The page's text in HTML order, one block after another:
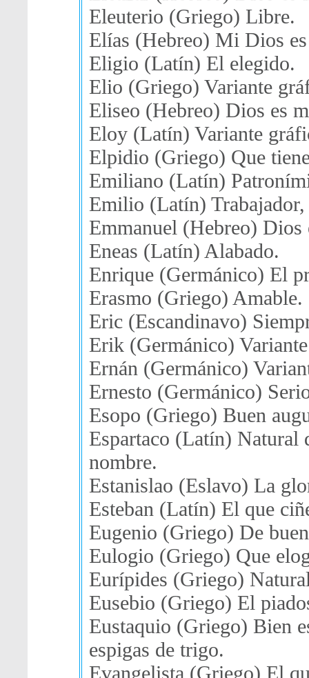
Eleuterio (Griego) Libre.
Elías (Hebreo) Mi Dios
Eligio (Latín) El elegido.
Elio (Griego) Variante
Eliseo (Hebreo) Dios es
Eloy (Latín) Variante
Elpidio (Griego) Que
Emiliano (Latín)
Emilio (Latín)
Emmanuel (Hebreo) Dios
Eneas (Latín) Alabado.
Enrique (Germánico) El
Erasmo (Griego) Amable.
Eric (Escandinavo)
Erik (Germánico)
Ernán (Germánico)
Ernesto (Germánico)
Esopo (Griego) Buen
Espartaco (Latín) Natural
nombre.
Estanislao (Eslavo) La
Esteban (Latín) El que
Eugenio (Griego) De
Eulogio (Griego) Que
Eurípides (Griego)
Eusebio (Griego) El
Eustaquio (Griego) Bien
espigas de trigo.
Evangelista (Griego) El